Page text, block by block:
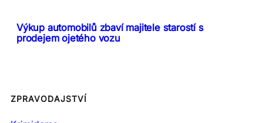
Výkup automobilů zbaví majitele starostí s
prodejem ojetého vozu
ZPRAVODAJSTVÍ